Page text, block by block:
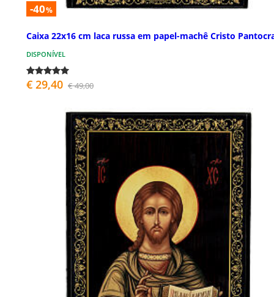
-40%
Caixa 22x16 cm laca russa em papel-machê Cristo
DISPONÍVEL
€ 29,40 € 49,00